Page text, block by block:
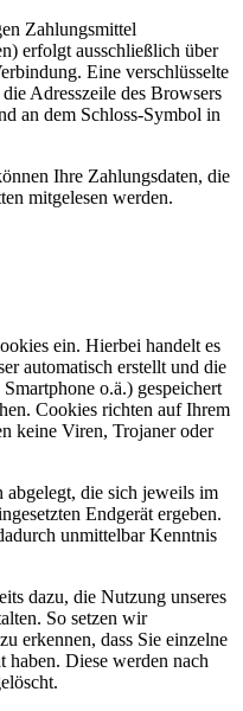
Zahlungsmittel
erfolgt ausschließlich über
Eine verschlüsselte
Adresszeile des Browsers
an dem Schloss-Symbol in
Ihre Zahlungsdaten, die
mitgelesen werden.
ein. Hierbei handelt es
automatisch erstellt und die
o.ä.) gespeichert
Cookies richten auf Ihrem
keine Viren, Trojaner oder
die sich jeweils im
Endgerät ergeben.
unmittelbar Kenntnis
dazu, die Nutzung unseres
So setzen wir
erkennen, dass Sie einzelne
haben. Diese werden nach